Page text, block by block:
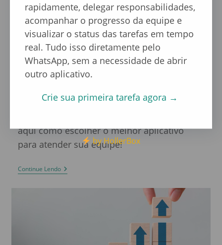
Melhores Aplicativos de Tarefas para pequenas empresas.
6 Melhores Aplicativos de
Tarefas para pequenas
empresas
Maria Eduarda
Descubra os 6 melhores aplicativos de
aqui como escolher o melhor aplicativo
para atender sua equipe!
Continue Lendo
rapidamente, delegar responsabilidades,
acompanhar o progresso da equipe e
visualizar o status das tarefas em tempo
real. Tudo isso diretamente pelo
WhatsApp, sem a necessidade de abrir
outro aplicativo.
Crie sua primeira tarefa agora →
by HollerBox